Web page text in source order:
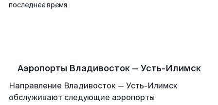
последнее время
Аэропорты Владивосток — Усть-Илимск
Направление Владивосток — Усть-Илимск
обслуживают следующие аэропорты